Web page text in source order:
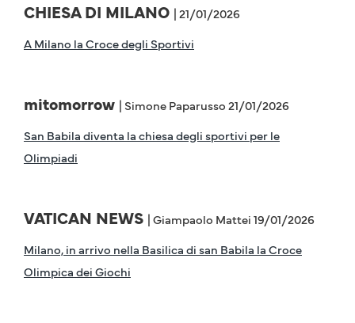
CHIESA DI MILANO | 21/01/2026
A Milano la Croce degli Sportivi
mitomorrow | Simone Paparusso 21/01/2026
San Babila diventa la chiesa degli sportivi per le
Olimpiadi
VATICAN NEWS | Giampaolo Mattei 19/01/2026
Milano, in arrivo nella Basilica di san Babila la Croce
Olimpica dei Giochi